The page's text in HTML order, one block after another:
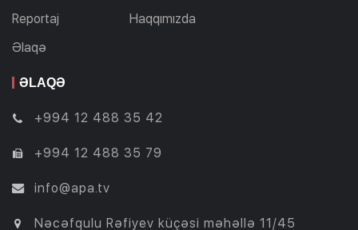
Reportaj
Haqqımızda
Əlaqə
ƏLAQƏ
+994 12 488 35 42
+994 12 488 35 79
info@apa.tv
Nəcəfqulu Rəfiyev küçəsi məhəllə 11/45